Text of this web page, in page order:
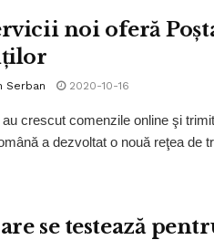
noi oferă
Serban 2020-10-16
crescut comenzile online şi
a dezvoltat o nouă reţea de
se testează